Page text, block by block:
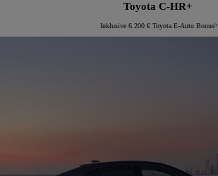
Toyota C-HR+
Inklusive 6.200 € Toyota E-Auto Bonus⁹